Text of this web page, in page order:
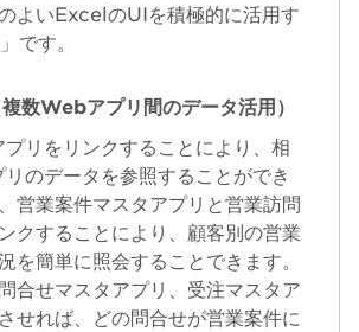
よいExcelのUIを積極的に活用す
です。
数Webアプリ間のデータ活用）
リをリンクすることにより、相
のデータを参照することができ
営業案件マスタアプリと営業訪問
クすることにより、顧客別の営業
を簡単に照会することできます。
合せマスタアプリ、受注マスタア
せれば、どの問合せが営業案件に